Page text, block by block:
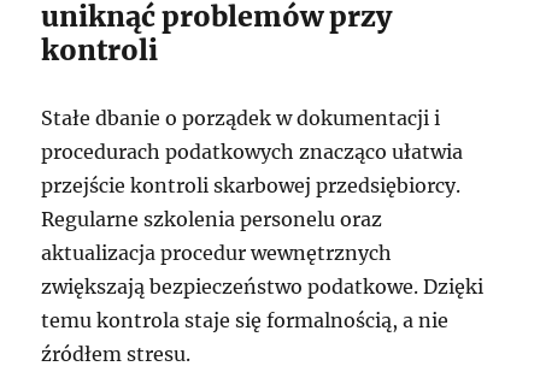
uniknąć problemów przy
kontroli
Stałe dbanie o porządek w dokumentacji i
procedurach podatkowych znacząco ułatwia
przejście kontroli skarbowej przedsiębiorcy.
Regularne szkolenia personelu oraz
aktualizacja procedur wewnętrznych
zwiększają bezpieczeństwo podatkowe. Dzięki
temu kontrola staje się formalnością, a nie
źródłem stresu.